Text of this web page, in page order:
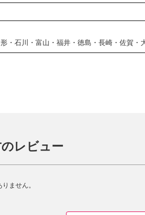
・石川・富山・福井・徳島・長崎・佐賀・
レビュー
ません。